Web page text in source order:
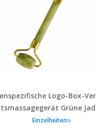
Logo-Box-
Grüne
Einzelheiten